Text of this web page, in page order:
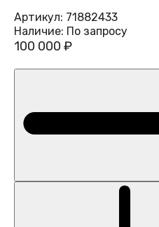
Артикул: 71882433
Наличие: По запросу
100 000 ₽